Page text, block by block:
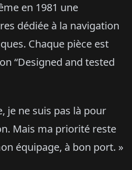
en 1981 une
dédiée à la navigation
Chaque pièce est
“Designed and tested
je ne suis pas là pour
Mais ma priorité reste
équipage, à bon port. »